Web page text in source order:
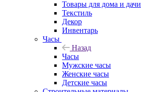
Товары для дома и дачи
Текстиль
Декор
Инвентарь
Часы
Назад
Часы
Мужские часы
Женские часы
Детские часы